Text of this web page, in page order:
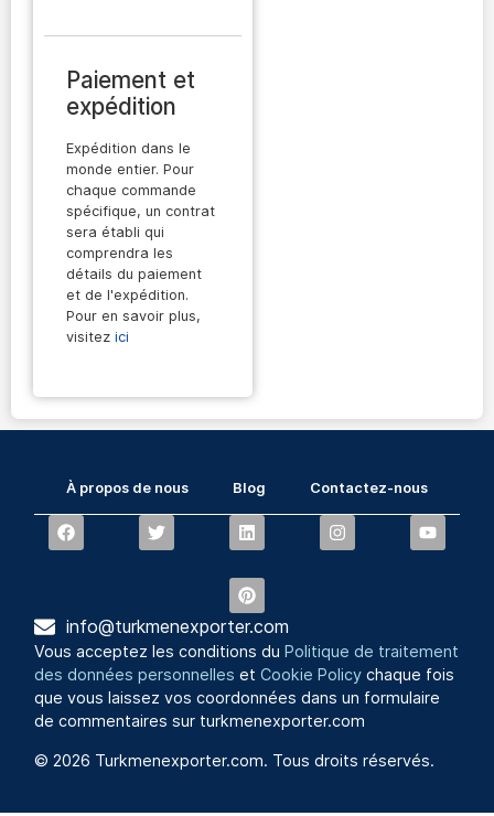
Paiement et
expédition
Expédition dans le
monde entier. Pour
chaque commande
spécifique, un contrat
sera établi qui
comprendra les
détails du paiement
et de l'expédition.
Pour en savoir plus,
visitez ici
À propos de nous Blog Contactez-nous
info@turkmenexporter.com
Vous acceptez les conditions duPolitique de traitement
des données personnelles etCookie Policy chaque fois
que vous laissez vos coordonnées dans un formulaire
de commentaires sur turkmenexporter.com
© 2026 Turkmenexporter.com. Tous droits réservés.